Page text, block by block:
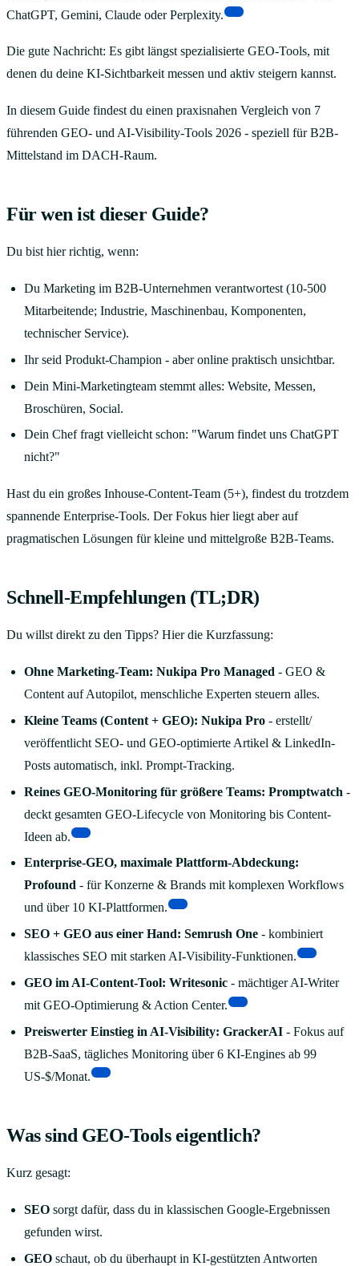
ChatGPT, Gemini, Claude oder Perplexity.
Die gute Nachricht: Es gibt längst spezialisierte GEO-Tools, mit
denen du deine KI-Sichtbarkeit messen und aktiv steigern kannst.
In diesem Guide findest du einen praxisnahen Vergleich von 7
führenden GEO- und AI-Visibility-Tools 2026 - speziell für B2B-
Mittelstand im DACH-Raum.
Für wen ist dieser Guide?
Du bist hier richtig, wenn:
Du Marketing im B2B-Unternehmen verantwortest (10-500
Mitarbeitende; Industrie, Maschinenbau, Komponenten,
technischer Service).
Ihr seid Produkt-Champion - aber online praktisch unsichtbar.
Dein Mini-Marketingteam stemmt alles: Website, Messen,
Broschüren, Social.
Dein Chef fragt vielleicht schon: "Warum findet uns ChatGPT
nicht?"
Hast du ein großes Inhouse-Content-Team (5+), findest du trotzdem
spannende Enterprise-Tools. Der Fokus hier liegt aber auf
pragmatischen Lösungen für kleine und mittelgroße B2B-Teams.
Schnell-Empfehlungen (TL;DR)
Du willst direkt zu den Tipps? Hier die Kurzfassung:
Ohne Marketing-Team: Nukipa Pro Managed - GEO &
Content auf Autopilot, menschliche Experten steuern alles.
Kleine Teams (Content + GEO): Nukipa Pro - erstellt/
veröffentlicht SEO- und GEO-optimierte Artikel & LinkedIn-
Posts automatisch, inkl. Prompt-Tracking.
Reines GEO-Monitoring für größere Teams: Promptwatch -
deckt gesamten GEO-Lifecycle von Monitoring bis Content-
Ideen ab.
Enterprise-GEO, maximale Plattform-Abdeckung:
Profound - für Konzerne & Brands mit komplexen Workflows
und über 10 KI-Plattformen.
SEO + GEO aus einer Hand: Semrush One - kombiniert
klassisches SEO mit starken AI-Visibility-Funktionen.
GEO im AI-Content-Tool: Writesonic - mächtiger AI-Writer
mit GEO-Optimierung & Action Center.
Preiswerter Einstieg in AI-Visibility: GrackerAI - Fokus auf
B2B-SaaS, tägliches Monitoring über 6 KI-Engines ab 99
US-$/Monat.
Was sind GEO-Tools eigentlich?
Kurz gesagt:
SEO sorgt dafür, dass du in klassischen Google-Ergebnissen
gefunden wirst.
GEO schaut, ob du überhaupt in KI-gestützten Antworten